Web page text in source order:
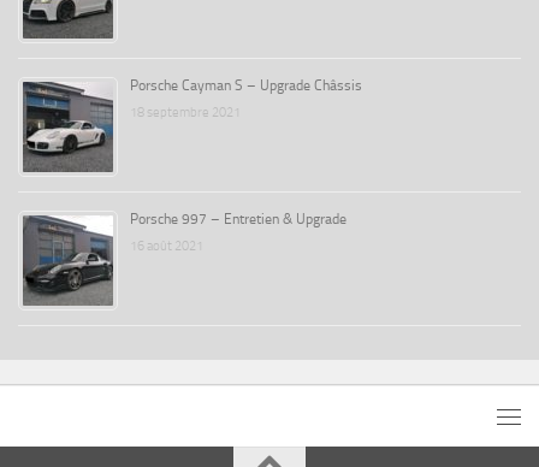
Porsche Cayman S – Upgrade Châssis
18 septembre 2021
Porsche 997 – Entretien & Upgrade
16 août 2021